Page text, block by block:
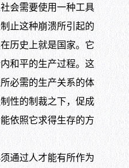
会需要使用一种工具
止这种崩溃所引起的
历史上就是国家。它
和平的生产过程。这
必需的生产关系的体
性的制裁之下，促成
依照它求得生存的方
过人才能有所作为